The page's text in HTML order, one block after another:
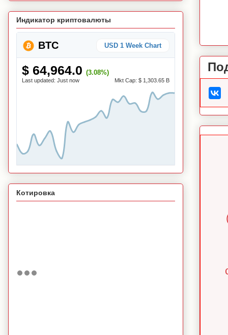
Индикатор криптовалюты
BTC USD 1 Week Chart
$ 64,964.0 (3.08%)
Last updated: Just now Mkt Cap: $ 1,303.65 B
Котировка